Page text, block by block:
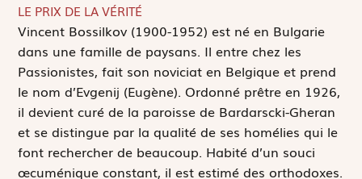
LE PRIX DE LA VÉRITÉ
Vincent Bossilkov (1900-1952) est né en Bulgarie
dans une famille de paysans. Il entre chez les
Passionistes, fait son noviciat en Belgique et prend
le nom d’Evgenij (Eugène). Ordonné prêtre en 1926,
il devient curé de la paroisse de Bardarscki-Gheran
et se distingue par la qualité de ses homélies qui le
font rechercher de beaucoup. Habité d’un souci
œcuménique constant, il est estimé des orthodoxes.